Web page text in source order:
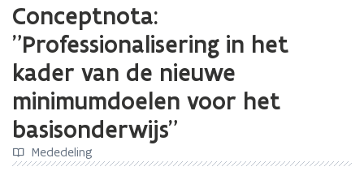
met
laden.
bevindt
zich
op:
Conceptnota:
"Professionalisering
het
Conceptnota:
"Professionalisering in het
kader van de nieuwe
minimumdoelen voor het
basisonderwijs"
Mededeling